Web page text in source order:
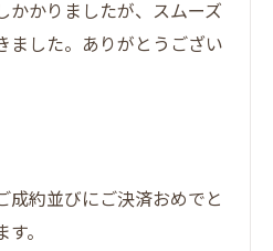
売主目線のサポート体制
図面が集客2倍を実現する
かかりましたが、スムーズ
ました。ありがとうござい
成約並びにご決済おめでと
。